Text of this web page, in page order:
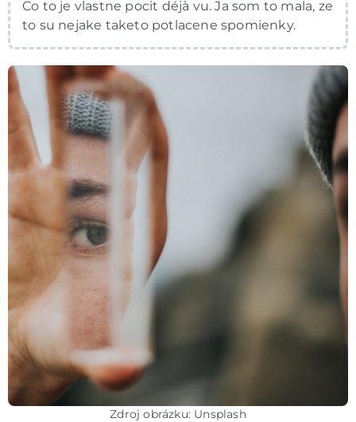
Co to je vlastne pocit déjà vu. Ja som to mala, ze
to su nejake taketo potlacene spomienky.
Zdroj obrázku: Unsplash